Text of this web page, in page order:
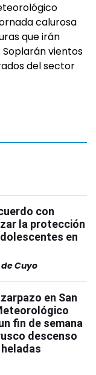
calurosa
que irán
Soplarán vientos
del sector
con
la protección
en
Cuyo
en San
fin de semana
descenso